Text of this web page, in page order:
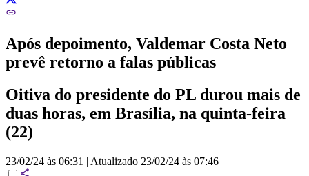
Após depoimento, Valdemar Costa Neto
prevê retorno a falas públicas
Oitiva do presidente do PL durou mais de
duas horas, em Brasília, na quinta-feira
(22)
23/02/24 às 06:31 | Atualizado 23/02/24 às 07:46